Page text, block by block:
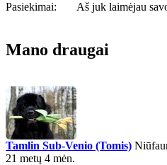
Pasiekimai:
Aš juk laimėjau
Mano draugai
Tamlin Sub-Venio (Tomis)
21 metų 4 mėn.